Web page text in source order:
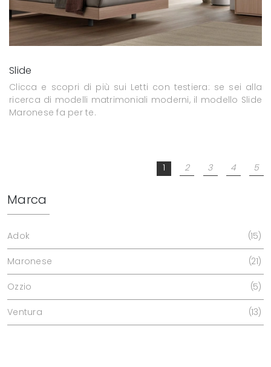
Slide
Clicca e scopri di più sui Letti con testiera: se sei alla
ricerca di modelli matrimoniali moderni, il modello Slide
Maronese fa per te.
1 2 3 4 5
Marca
Adok 15
Maronese 21
Ozzio 5
Ventura 13